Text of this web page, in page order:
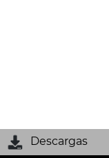
Descargas